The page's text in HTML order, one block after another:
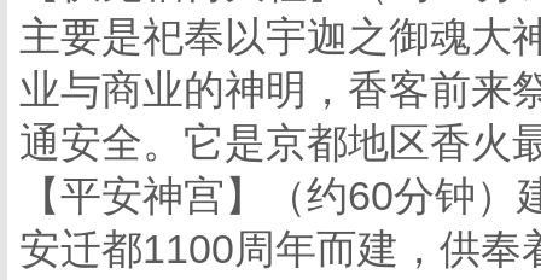
主要是祀奉以宇迦之御魂大
业与商业的神明，香客前来
通安全。它是京都地区香火
【平安神宫】（约60分钟
安迁都1100周年而建，供